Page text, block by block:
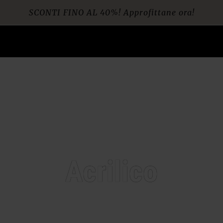
Spedizione gratuita per ordini da € 60